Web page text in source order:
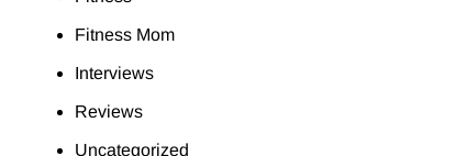
Fitness Mom
Interviews
Reviews
Uncategorized